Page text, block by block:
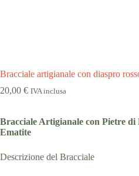
Bracciale artigianale con diaspro
20,00 € IVA inclusa
Bracciale Artigianale con Pietre di
Ematite
Descrizione del Bracciale